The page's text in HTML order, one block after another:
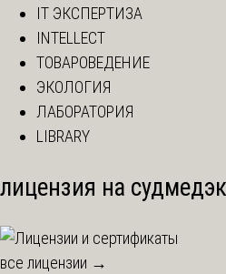
IT ЭКСПЕРТИЗА
INTELLECT
ТОВАРОВЕДЕНИЕ
ЭКОЛОГИЯ
ЛАБОРАТОРИЯ
LIBRARY
лицензия на
все лицензии →